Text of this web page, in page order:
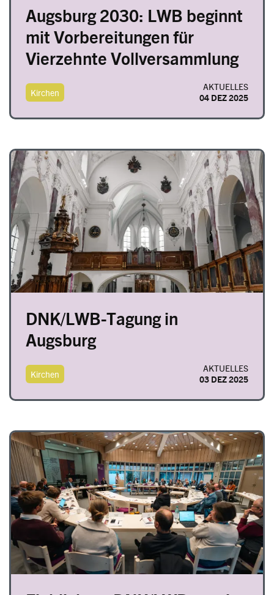
Augsburg 2030: LWB beginnt
mit Vorbereitungen für
Vierzehnte Vollversammlung
Kirchen
AKTUELLES
04 DEZ 2025
Image
DNK/LWB-Tagung in
Augsburg
Kirchen
AKTUELLES
03 DEZ 2025
Image